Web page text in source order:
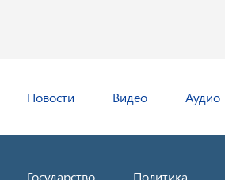
Новости Видео Аудио
Государство Политика